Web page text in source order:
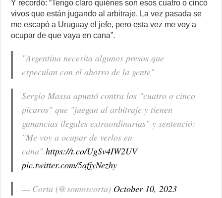
Y recordó: “Tengo claro quiénes son esos cuatro o cinco
vivos que están jugando al arbitraje. La vez pasada se
me escapó a Uruguay el jefe, pero esta vez me voy a
ocupar de que vaya en cana”.
"Argentina necesita algunos presos que
especulan con el ahorro de la gente"
Sergio Massa apuntó contra los "cuatro o cinco
pícaros" que "juegan al arbitraje y tienen
ganancias ilegales extraordinarias" y sentenció:
"Me voy a ocupar de verlos en
cana".https://t.co/UgSv4IW2UV
pic.twitter.com/5afjyNezhy
— Corta (@somoscorta) October 10, 2023